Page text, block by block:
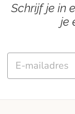
Schrijf je in
je
Email